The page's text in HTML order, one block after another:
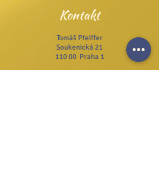
Kontakt
Tomáš Pfeiffer
Soukenická 21
110 00 Praha 1